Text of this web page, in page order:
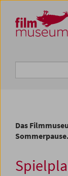
Zum Inhalt
Zum Hauptmenü
Zur Servicenavigation
Zum Suche
Das
Sommerpause.